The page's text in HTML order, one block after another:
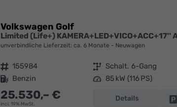
Volkswagen Golf
unverbindliche Lieferzeit: ca. 6 Monate Neuwagen
Fahrzeugnr. 155984 Getriebe Schalt. 6-Gang
Kraftstoff Benzin Leistung 85 kW (116 PS)
25.530,– €
incl. 19% MwSt.
Details